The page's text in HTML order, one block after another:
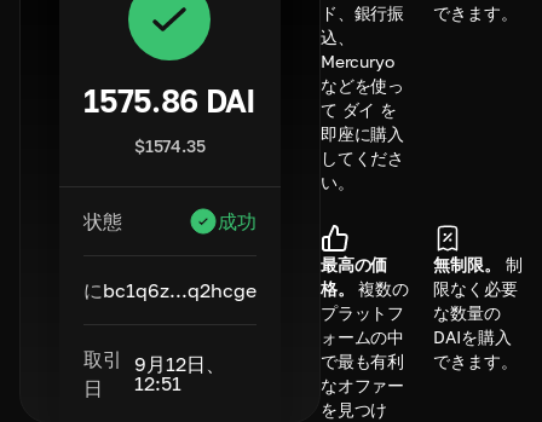
1575.86 DAI
$1574.35
状態 成功
にbc1q6z...q2hcge
取引
日
9月12日、
12:51
ド、銀行振
込、
Mercuryo
などを使っ
て ダイ を
即座に購入
してくださ
い。
できます。
最高の価
格。
複数の
プラットフ
ォームの中
で最も有利
なオファー
を見つけ
無制限。
制
限なく必要
な数量の
DAIを購入
できます。